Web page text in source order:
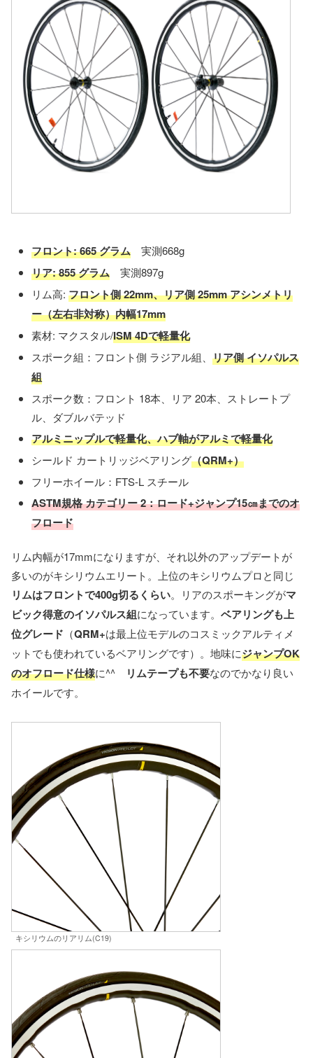
フロント: 665 グラム 実測668g
リア: 855 グラム 実測897g
リム高: フロント側 22mm、リア側 25mm アシンメトリ
ー（左右非対称）内幅17mm
素材: マクスタル/ISM 4Dで軽量化
スポーク組：フロント側 ラジアル組、 リア側 イソパルス
組
スポーク数：フロント 18本、リア 20本、ストレートプ
ル、ダブルバテッド
アルミニップルで軽量化、ハブ軸がアルミで軽量化
シールド カートリッジベアリング（QRM+）
フリーホイール：FTS-L スチール
ASTM規格 カテゴリー 2：ロード+ジャンプ15㎝までのオ
フロード
リム内幅が17mmになりますが、それ以外のアップデートが
多いのがキシリウムエリート。上位のキシリウムプロと同じ
リムはフロントで400g切るくらい。リアのスポーキングがマ
ビック得意のイソパルス組になっています。 ベアリングも上
位グレード （QRM+は最上位モデルのコスミックアルティメ
ットでも使われているベアリングです）。地味にジャンプOK
のオフロード仕様に^^ リムテープも不要なのでかなり良い
ホイールです。
キシリウムのリアリム(C19)